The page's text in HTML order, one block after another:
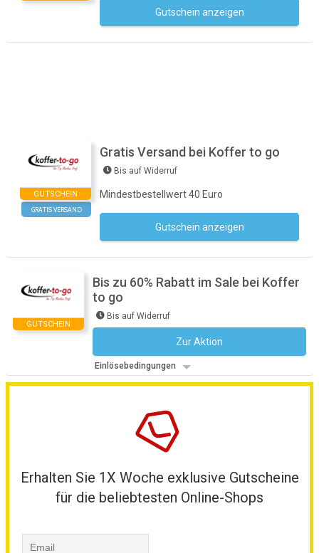
Gutschein anzeigen
GUTSCHEIN
GRATIS VERSAND
Gratis Versand bei Koffer to go
Bis auf Widerruf
Mindestbestellwert 40 Euro
Gutschein anzeigen
GUTSCHEIN
Bis zu 60% Rabatt im Sale bei Koffer
to go
Bis auf Widerruf
Zur Aktion
Einlösebedingungen
Erhalten Sie 1X Woche exklusive Gutscheine
für die beliebtesten Online-Shops